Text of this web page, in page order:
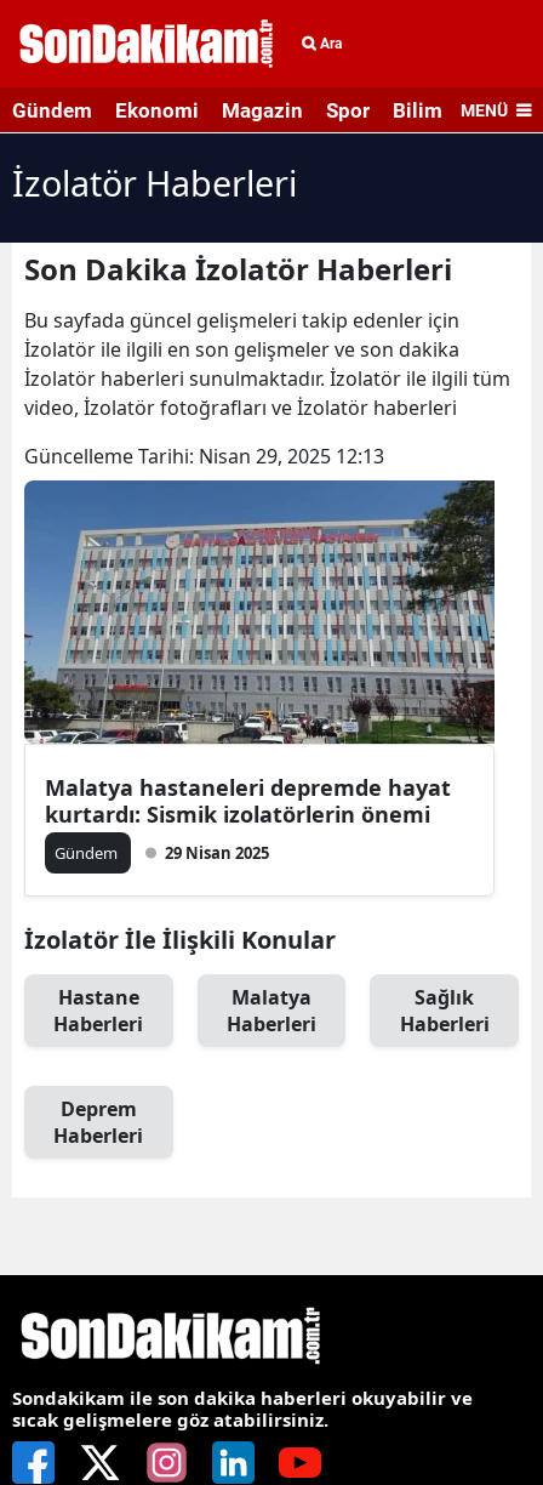
Ara
Gündem Ekonomi Magazin Spor Bilim veMENÜ
İzolatör Haberleri
Son Dakika İzolatör Haberleri
Bu sayfada güncel gelişmeleri takip edenler için
İzolatör ile ilgili en son gelişmeler ve son dakika
İzolatör haberleri sunulmaktadır. İzolatör ile ilgili tüm
video, İzolatör fotoğrafları ve İzolatör haberleri
Güncelleme Tarihi: Nisan 29, 2025 12:13
Malatya hastaneleri depremde hayat
kurtardı: Sismik izolatörlerin önemi
Gündem 29 Nisan 2025
İzolatör İle İlişkili Konular
Hastane
Haberleri
Malatya
Haberleri
Sağlık
Haberleri
Deprem
Haberleri
Sondakikam ile son dakika haberleri okuyabilir ve
sıcak gelişmelere göz atabilirsiniz.